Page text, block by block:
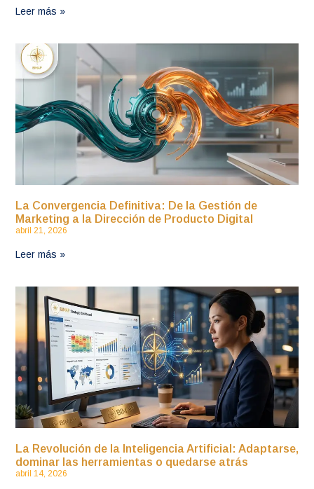
Leer más »
La Convergencia Definitiva: De la Gestión de
Marketing a la Dirección de Producto Digital
abril 21, 2026
Leer más »
La Revolución de la Inteligencia Artificial: Adaptarse,
dominar las herramientas o quedarse atrás
abril 14, 2026